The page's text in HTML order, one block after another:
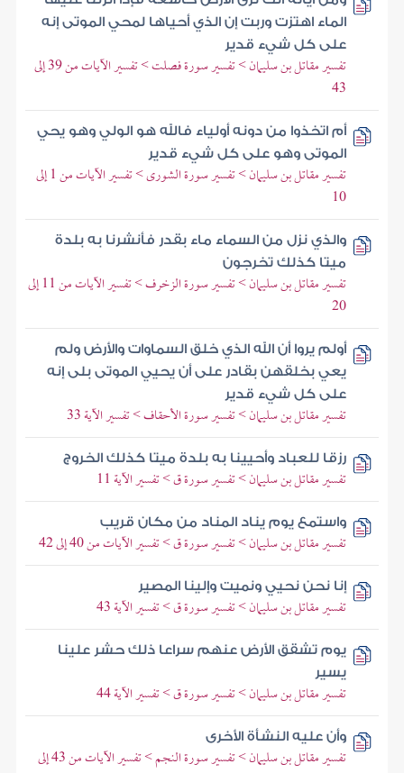
الماء اهتزت وربت إن الذي أحياها لمحي الموتى إنه
على كل شيء قدير
تفسير مقاتل بن سليمان > تفسير سورة فصلت > تفسير الآيات من 39 إلى
43
أم اتخذوا من دونه أولياء فالله هو الولي وهو يحي
الموتى وهو على كل شيء قدير
تفسير مقاتل بن سليمان > تفسير سورة الشورى > تفسير الآيات من 1 إلى
10
والذي نزل من السماء ماء بقدر فأنشرنا به بلدة
ميتا كذلك تخرجون
تفسير مقاتل بن سليمان > تفسير سورة الزخرف > تفسير الآيات من 11 إلى
20
أولم يروا أن الله الذي خلق السماوات والأرض ولم
يعي بخلقهن بقادر على أن يحيي الموتى بلى إنه
على كل شيء قدير
تفسير مقاتل بن سليمان > تفسير سورة الأحقاف > تفسير الآية 33
رزقا للعباد وأحيينا به بلدة ميتا كذلك الخروج
تفسير مقاتل بن سليمان > تفسير سورة ق > تفسير الآية 11
واستمع يوم يناد المناد من مكان قريب
تفسير مقاتل بن سليمان > تفسير سورة ق > تفسير الآيات من 40 إلى 42
إنا نحن نحيي ونميت وإلينا المصير
تفسير مقاتل بن سليمان > تفسير سورة ق > تفسير الآية 43
يوم تشقق الأرض عنهم سراعا ذلك حشر علينا
يسير
تفسير مقاتل بن سليمان > تفسير سورة ق > تفسير الآية 44
وأن عليه النشأة الأخرى
تفسير مقاتل بن سليمان > تفسير سورة النجم > تفسير الآيات من 43 إلى